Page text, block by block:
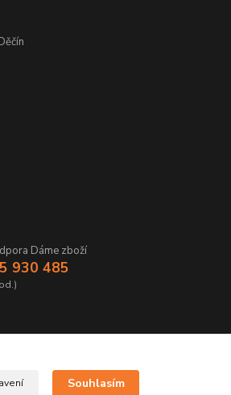
Dáme zboží
930 485
Souhlasím